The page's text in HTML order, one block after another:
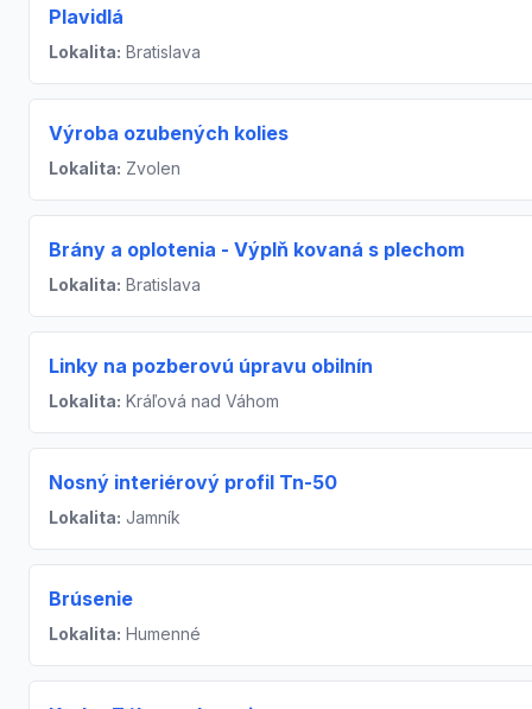
Plavidlá
Lokalita: Bratislava
Výroba ozubených kolies
Lokalita: Zvolen
Brány a oplotenia - Výplň kovaná s plechom
Lokalita: Bratislava
Linky na pozberovú úpravu obilnín
Lokalita: Kráľová nad Váhom
Nosný interiérový profil Tn-50
Lokalita: Jamník
Brúsenie
Lokalita: Humenné